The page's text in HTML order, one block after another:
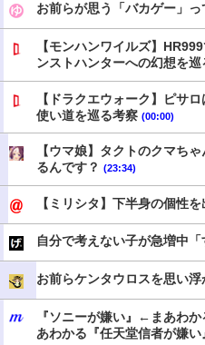
お前らが思う「バカゲー」っ
【モンハンワイルズ】
ンストハンターへの幻想を巡
【ドラクエウォーク】ピサ
使い道を巡る考察 (00:00)
【ウマ娘】タクトのクマち
るんです？ (23:34)
【ミリシタ】下半身の個性
自分で考えない子が急増中
お前らケンタウロスを思い
『ソニーが嫌い』←まあわ
あわかる『任天堂信者が嫌